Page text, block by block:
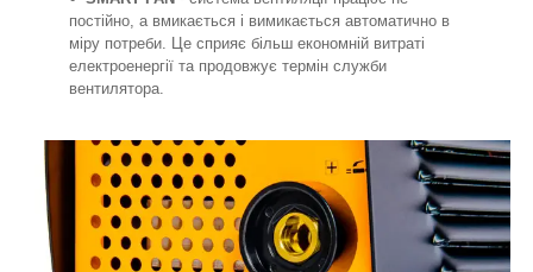
постійно, а вмикається і вимикається автоматично в
міру потреби. Це сприяє більш економній витраті
електроенергії та продовжує термін служби
вентилятора.